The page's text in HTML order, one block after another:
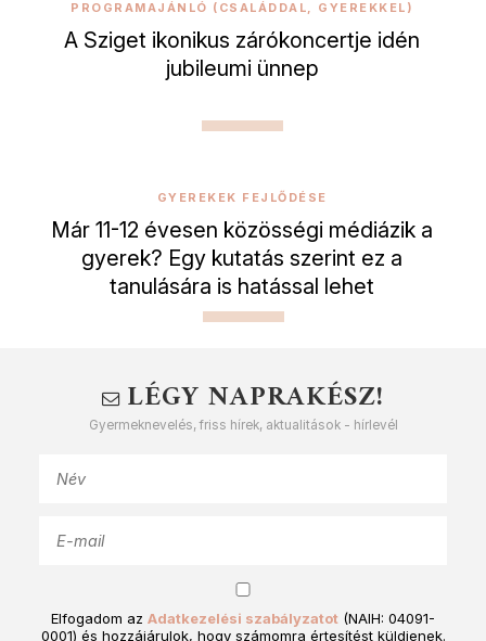
PROGRAMAJÁNLÓ (CSALÁDDAL, GYEREKKEL)
A Sziget ikonikus zárókoncertje idén
jubileumi ünnep
GYEREKEK FEJLŐDÉSE
Már 11-12 évesen közösségi médiázik a
gyerek? Egy kutatás szerint ez a
tanulására is hatással lehet
LÉGY NAPRAKÉSZ!
Gyermeknevelés, friss hírek, aktualitások - hírlevél
Elfogadom az Adatkezelési szabályzatot (NAIH: 04091-
0001) és hozzájárulok, hogy számomra értesítést küldjenek.